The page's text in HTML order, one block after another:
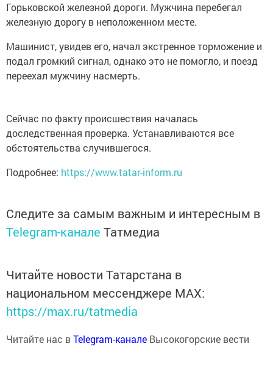
Горьковской железной дороги. Мужчина перебегал
железную дорогу в неположенном месте.
Машинист, увидев его, начал экстренное торможение и
подал громкий сигнал, однако это не помогло, и поезд
переехал мужчину насмерть.
Сейчас по факту происшествия началась
доследственная проверка. Устанавливаются все
обстоятельства случившегося.
Подробнее: https://www.tatar-inform.ru
Следите за самым важным и интересным в
Telegram-канале Татмедиа
Читайте новости Татарстана в
национальном мессенджере MАХ:
https://max.ru/tatmedia
Читайте нас вTelegram-канале Высокогорские вести